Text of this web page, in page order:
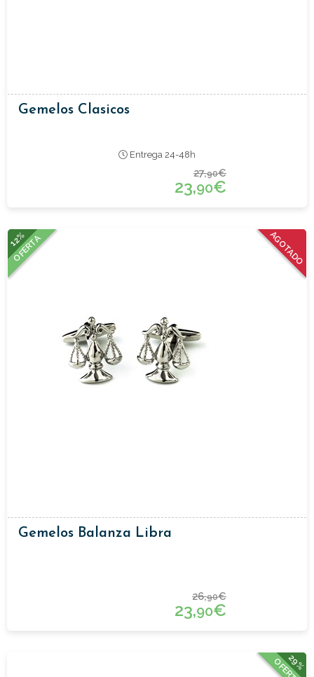
Gemelos Clasicos
Entrega 24-48h
27,90€
23,90€
AGOTADO
12%
OFERTA
Gemelos Balanza Libra
26,90€
23,90€
29%